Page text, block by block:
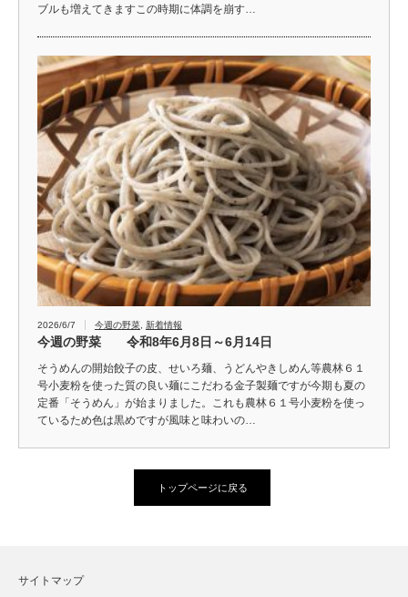
ブルも増えてきますこの時期に体調を崩す…
2026/6/7 今週の野菜 新着情報
今週の野菜 令和8年6月8日～6月14日
そうめんの開始餃子の皮、せいろ麺、うどんやきしめん等農林６１
号小麦粉を使った質の良い麺にこだわる金子製麺ですが今期も夏の
定番「そうめん」が始まりました。これも農林６１号小麦粉を使っ
ているため色は黒めですが風味と味わいの…
トップページに戻る
サイトマップ